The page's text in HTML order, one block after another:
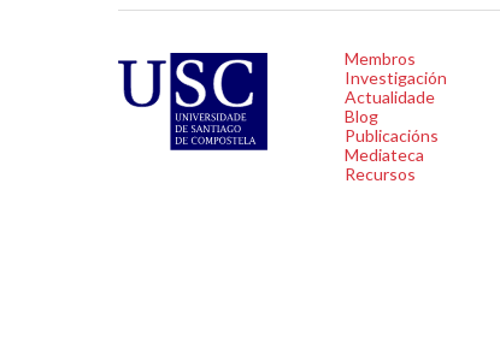
Membros
Investigación
Actualidade
Blog
Publicacións
Mediateca
Recursos